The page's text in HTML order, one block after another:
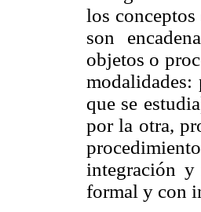
los
son
objetos o
que se
por la otra,
integración y
formal y con